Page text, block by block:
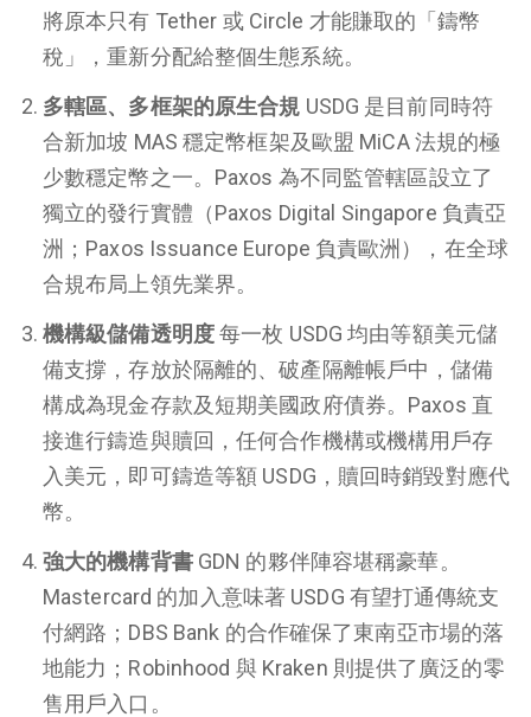
將原本只有 Tether 或 Circle 才能賺取的「鑄幣
稅」，重新分配給整個生態系統。
多轄區、多框架的原生合規 USDG 是目前同時符
合新加坡 MAS 穩定幣框架及歐盟 MiCA 法規的極
少數穩定幣之一。Paxos 為不同監管轄區設立了
獨立的發行實體（Paxos Digital Singapore 負責亞
洲；Paxos Issuance Europe 負責歐洲），在全球
合規布局上領先業界。
機構級儲備透明度每一枚 USDG 均由等額美元儲
備支撐，存放於隔離的、破產隔離帳戶中，儲備
構成為現金存款及短期美國政府債券。Paxos 直
接進行鑄造與贖回，任何合作機構或機構用戶存
入美元，即可鑄造等額 USDG，贖回時銷毀對應代
幣。
強大的機構背書GDN 的夥伴陣容堪稱豪華。
Mastercard 的加入意味著 USDG 有望打通傳統支
付網路；DBS Bank 的合作確保了東南亞市場的落
地能力；Robinhood 與 Kraken 則提供了廣泛的零
售用戶入口。